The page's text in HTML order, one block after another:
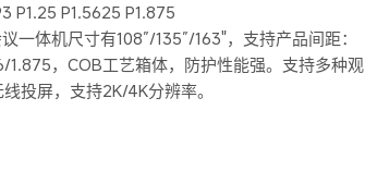
P1.25 P1.5625 P1.875
一体机尺寸有108”/135”/163"，支持产品间距：
1.875，COB工艺箱体，防护性能强。支持多种观
投屏，支持2K/4K分辨率。